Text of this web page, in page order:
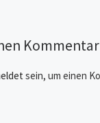
Kommentar
sein, um einen